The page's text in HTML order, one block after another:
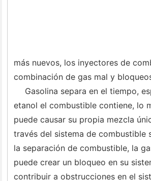
más nuevos, los inyectores de
combinación de gas mal y
Gasolina separa en el tiempo,
etanol el combustible contiene, lo
puede causar su propia mezcla
través del sistema de combustible
la separación de combustible, la
puede crear un bloqueo en su
contribuir a obstrucciones en el